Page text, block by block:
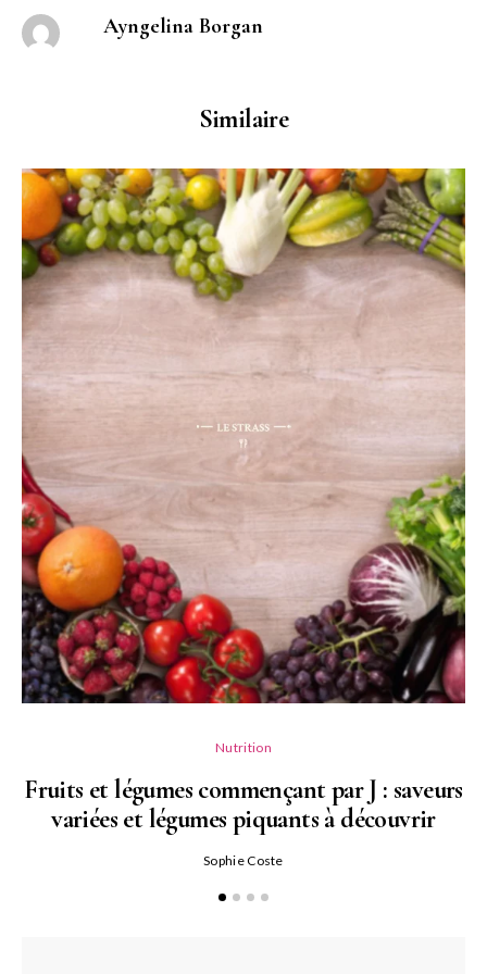
Ayngelina Borgan
Similaire
Nutrition
Fruits et légumes commençant par J : saveurs
variées et légumes piquants à découvrir
Sophie Coste